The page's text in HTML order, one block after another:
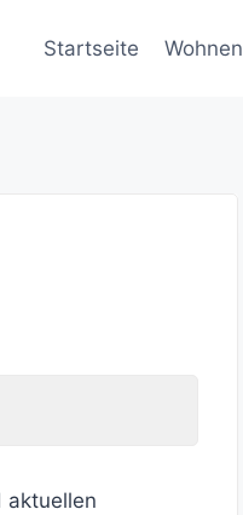
Startseite Wohnen
aktuellen